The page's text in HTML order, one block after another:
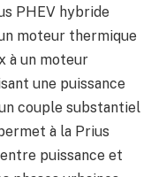
PHEV hybride
moteur thermique
à un moteur
une puissance
couple substantiel
à la Prius
puissance et